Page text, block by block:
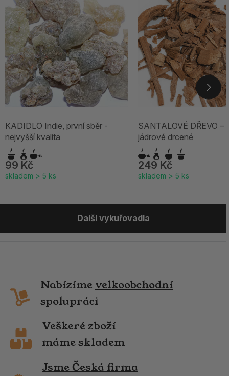
KADIDLO Indie, první sběr -
nejvyšší kvalita
99 Kč
skladem > 5 ks
SANTALOVÉ DŘEVO –
jádrové drcené
249 Kč
skladem > 5 ks
Další vykuřovadla
Nabízíme velkoobchodní
spolupráci
Veškeré zboží
máme skladem
Jsme Česká firma